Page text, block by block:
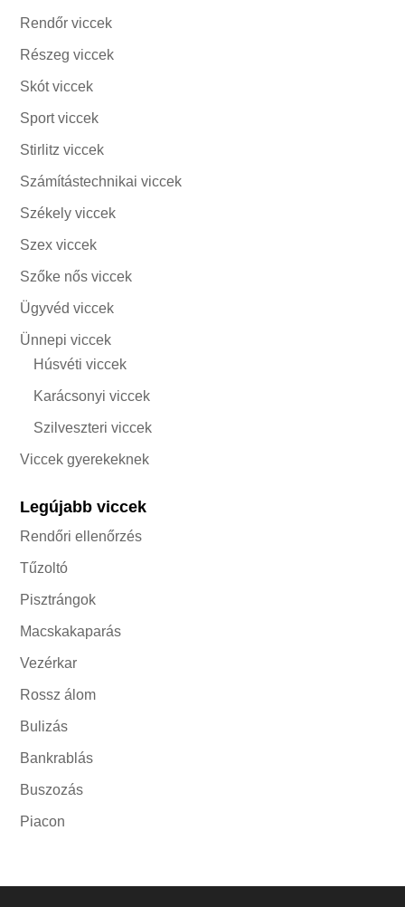
Rendőr viccek
Részeg viccek
Skót viccek
Sport viccek
Stirlitz viccek
Számítástechnikai viccek
Székely viccek
Szex viccek
Szőke nős viccek
Ügyvéd viccek
Ünnepi viccek
Húsvéti viccek
Karácsonyi viccek
Szilveszteri viccek
Viccek gyerekeknek
Legújabb viccek
Rendőri ellenőrzés
Tűzoltó
Pisztrángok
Macskakaparás
Vezérkar
Rossz álom
Bulizás
Bankrablás
Buszozás
Piacon